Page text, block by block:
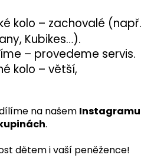
kolo – zachovalé (např.
Kubikes…).
– provedeme servis.
kolo – větší,
na našem Instagramu
.
dětem i vaší peněžence!